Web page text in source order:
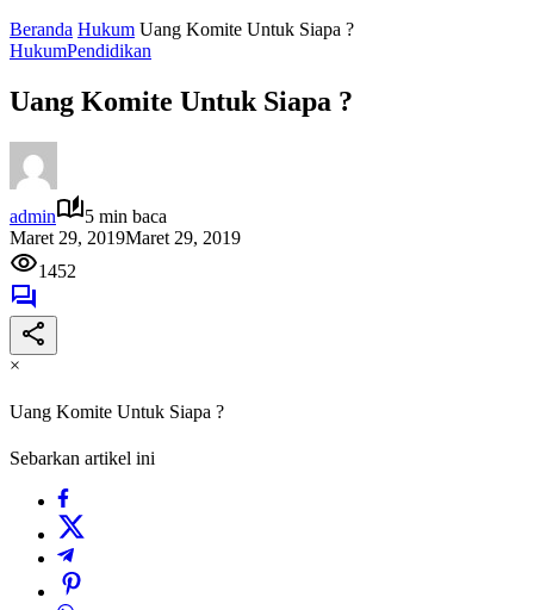
Beranda Hukum Uang Komite Untuk Siapa ?
HukumPendidikan
Uang Komite Untuk Siapa ?
admin
5 min baca
Maret 29, 2019Maret 29, 2019
1452
×
Uang Komite Untuk Siapa ?
Sebarkan artikel ini